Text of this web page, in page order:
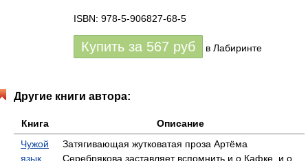
ISBN: 978-5-906827-68-5
Купить за 567 руб в Лабиринте
Другие книги автора:
Книга
Описание
Чужой
язык
Затягивающая жутковатая проза Артёма
Серебрякова заставляет вспомнить и о Кафке, и о